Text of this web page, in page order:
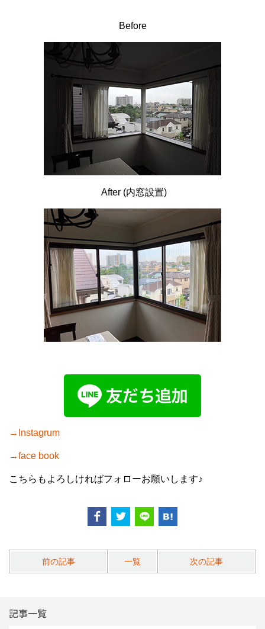
Before
After (内窓設置)
→Instagrum
→face book
こちらもよろしければフォローお願いします♪
前の記事 一覧 次の記事
記事一覧